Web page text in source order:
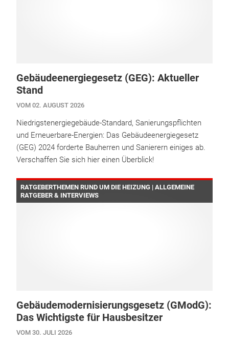
Gebäudeenergiegesetz (GEG): Aktueller
Stand
VOM 02. AUGUST 2026
Niedrigstenergiegebäude-Standard, Sanierungspflichten
und Erneuerbare-Energien: Das Gebäudeenergiegesetz
(GEG) 2024 forderte Bauherren und Sanierern einiges ab.
Verschaffen Sie sich hier einen Überblick!
RATGEBERTHEMEN RUND UM DIE HEIZUNG | ALLGEMEINE
RATGEBER & INTERVIEWS
Gebäudemodernisierungsgesetz (GModG):
Das Wichtigste für Hausbesitzer
VOM 30. JULI 2026